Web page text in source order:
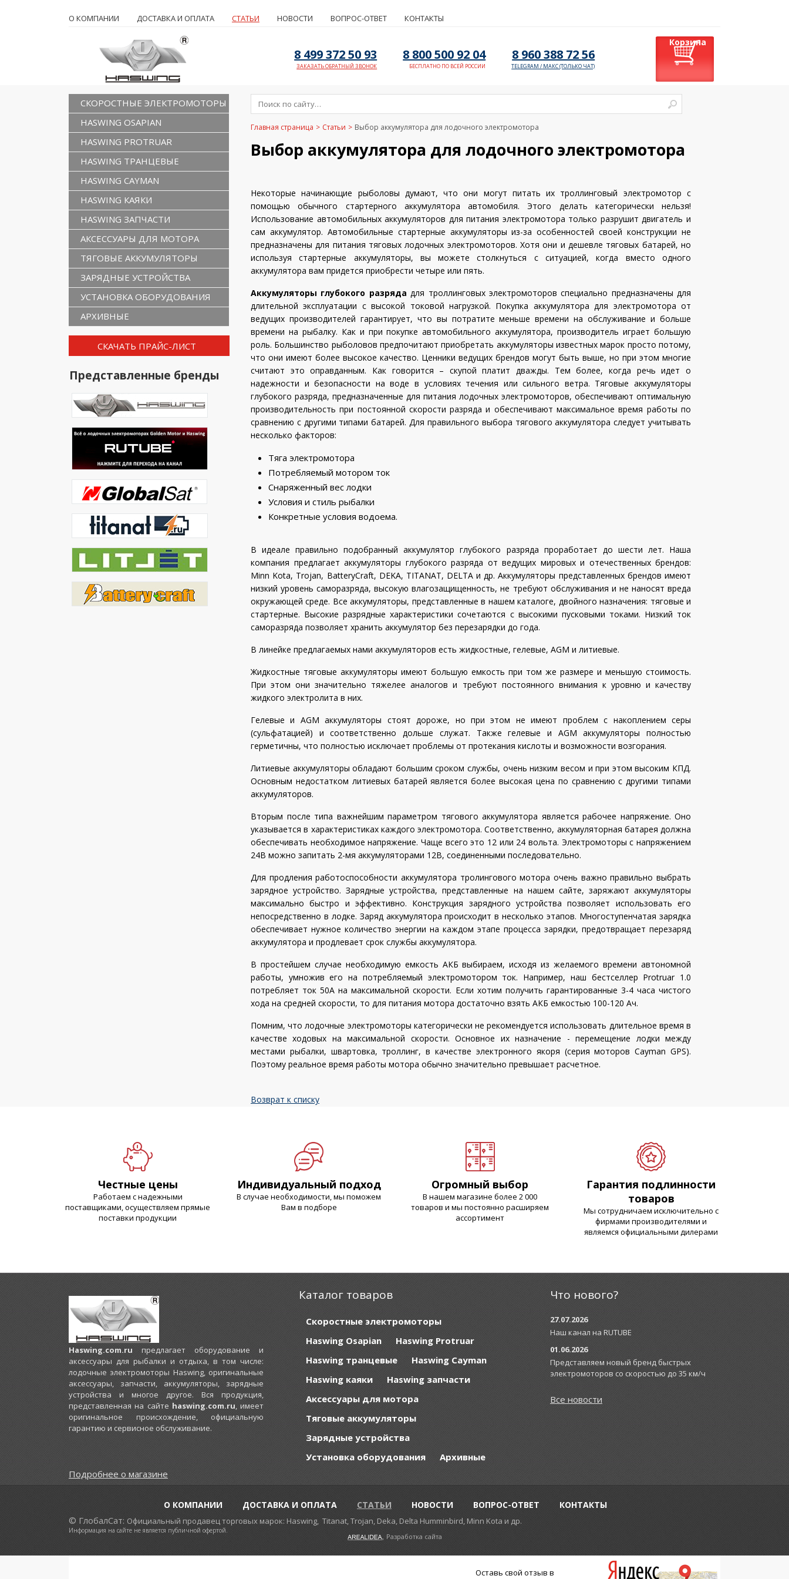
О КОМПАНИИ ДОСТАВКА И ОПЛАТА СТАТЬИ НОВОСТИ ВОПРОС-ОТВЕТ КОНТАКТЫ
8 499 372 50 93
ЗАКАЗАТЬ ОБРАТНЫЙ ЗВОНОК
8 800 500 92 04
БЕСПЛАТНО ПО ВСЕЙ РОССИИ
8 960 388 72 56
TELEGRAM / МАКС (ТОЛЬКО ЧАТ)
Корзина
СКОРОСТНЫЕ ЭЛЕКТРОМОТОРЫ
HASWING OSAPIAN
HASWING PROTRUAR
HASWING ТРАНЦЕВЫЕ
HASWING CAYMAN
HASWING КАЯКИ
HASWING ЗАПЧАСТИ
АКСЕССУАРЫ ДЛЯ МОТОРА
ТЯГОВЫЕ АККУМУЛЯТОРЫ
ЗАРЯДНЫЕ УСТРОЙСТВА
УСТАНОВКА ОБОРУДОВАНИЯ
АРХИВНЫЕ
СКАЧАТЬ ПРАЙС-ЛИСТ
Представленные бренды
Главная страница > Статьи > Выбор аккумулятора для лодочного электромотора
Выбор аккумулятора для лодочного электромотора
Некоторые начинающие рыболовы думают, что они могут питать их троллинговый электромотор с
помощью обычного стартерного аккумулятора автомобиля. Этого делать категорически нельзя!
Использование автомобильных аккумуляторов для питания электромотора только разрушит двигатель и
сам аккумулятор. Автомобильные стартерные аккумуляторы из-за особенностей своей конструкции не
предназначены для питания тяговых лодочных электромоторов. Хотя они и дешевле тяговых батарей, но
используя стартерные аккумуляторы, вы можете столкнуться с ситуацией, когда вместо одного
аккумулятора вам придется приобрести четыре или пять.
Аккумуляторы глубокого разрядадля троллинговых электромоторов специально предназначены для
длительной эксплуатации с высокой токовой нагрузкой. Покупка аккумулятора для электромотора от
ведущих производителей гарантирует, что вы потратите меньше времени на обслуживание и больше
времени на рыбалку. Как и при покупке автомобильного аккумулятора, производитель играет большую
роль. Большинство рыболовов предпочитают приобретать аккумуляторы известных марок просто потому,
что они имеют более высокое качество. Ценники ведущих брендов могут быть выше, но при этом многие
считают это оправданным. Как говорится – скупой платит дважды. Тем более, когда речь идет о
надежности и безопасности на воде в условиях течения или сильного ветра. Тяговые аккумуляторы
глубокого разряда, предназначенные для питания лодочных электромоторов, обеспечивают оптимальную
производительность при постоянной скорости разряда и обеспечивают максимальное время работы по
сравнению с другими типами батарей. Для правильного выбора тягового аккумулятора следует учитывать
несколько факторов:
Тяга электромотора
Потребляемый мотором ток
Снаряженный вес лодки
Условия и стиль рыбалки
Конкретные условия водоема.
В идеале правильно подобранный аккумулятор глубокого разряда проработает до шести лет. Наша
компания предлагает аккумуляторы глубокого разряда от ведущих мировых и отечественных брендов:
Minn Kota, Trojan, BatteryCraft, DEKA, TITANAT, DELTA и др. Аккумуляторы представленных брендов имеют
низкий уровень саморазряда, высокую влагозащищенность, не требуют обслуживания и не наносят вреда
окружающей среде. Все аккумуляторы, представленные в нашем каталоге, двойного назначения: тяговые и
стартерные. Высокие разрядные характеристики сочетаются с высокими пусковыми токами. Низкий ток
саморазряда позволяет хранить аккумулятор без перезарядки до года.
В линейке предлагаемых нами аккумуляторов есть жидкостные, гелевые, AGM и литиевые.
Жидкостные тяговые аккумуляторы имеют большую емкость при том же размере и меньшую стоимость.
При этом они значительно тяжелее аналогов и требуют постоянного внимания к уровню и качеству
жидкого электролита в них.
Гелевые и AGM аккумуляторы стоят дороже, но при этом не имеют проблем с накоплением серы
(сульфатацией) и соответственно дольше служат. Также гелевые и AGM аккумуляторы полностью
герметичны, что полностью исключает проблемы от протекания кислоты и возможности возгорания.
Литиевые аккумуляторы обладают большим сроком службы, очень низким весом и при этом высоким КПД.
Основным недостатком литиевых батарей является более высокая цена по сравнению с другими типами
аккумуляторов.
Вторым после типа важнейшим параметром тягового аккумулятора является рабочее напряжение. Оно
указывается в характеристиках каждого электромотора. Соответственно, аккумуляторная батарея должна
обеспечивать необходимое напряжение. Чаще всего это 12 или 24 вольта. Электромоторы с напряжением
24В можно запитать 2-мя аккумуляторами 12В, соединенными последовательно.
Для продления работоспособности аккумулятора тролингового мотора очень важно правильно выбрать
зарядное устройство. Зарядные устройства, представленные на нашем сайте, заряжают аккумуляторы
максимально быстро и эффективно. Конструкция зарядного устройства позволяет использовать его
непосредственно в лодке. Заряд аккумулятора происходит в несколько этапов. Многоступенчатая зарядка
обеспечивает нужное количество энергии на каждом этапе процесса зарядки, предотвращает перезаряд
аккумулятора и продлевает срок службы аккумулятора.
В простейшем случае необходимую емкость АКБ выбираем, исходя из желаемого времени автономной
работы, умножив его на потребляемый электромотором ток. Например, наш бестселлер Protruar 1.0
потребляет ток 50А на максимальной скорости. Если хотим получить гарантированные 3-4 часа чистого
хода на средней скорости, то для питания мотора достаточно взять АКБ емкостью 100-120 Ач.
Помним, что лодочные электромоторы категорически не рекомендуется использовать длительное время в
качестве ходовых на максимальной скорости. Основное их назначение - перемещение лодки между
местами рыбалки, швартовка, троллинг, в качестве электронного якоря (серия моторов Cayman GPS).
Поэтому реальное время работы мотора обычно значительно превышает расчетное.
Возврат к списку
Честные цены
Работаем с надежными
поставщиками, осуществляем прямые
поставки продукции
Индивидуальный подход
В случае необходимости, мы поможем
Вам в подборе
Огромный выбор
В нашем магазине более 2 000
товаров и мы постоянно расширяем
ассортимент
Гарантия подлинности
товаров
Мы сотрудничаем исключительно с
фирмами производителями и
являемся официальными дилерами
Haswing.com.ru предлагает оборудование и
аксессуары для рыбалки и отдыха, в том числе:
лодочные электромоторы Haswing, оригинальные
аксессуары, запчасти, аккумуляторы, зарядные
устройства и многое другое. Вся продукция,
представленная на сайте haswing.com.ru, имеет
оригинальное происхождение, официальную
гарантию и сервисное обслуживание.
Подробнее о магазине
Каталог товаров
Скоростные электромоторы
Haswing Osapian
Haswing Protruar
Haswing транцевые
Haswing Cayman
Haswing каяки
Haswing запчасти
Аксессуары для мотора
Тяговые аккумуляторы
Зарядные устройства
Установка оборудования
Архивные
Что нового?
27.07.2026
Наш канал на RUTUBE
01.06.2026
Представляем новый бренд быстрых
электромоторов со скоростью до 35 км/ч
Все новости
О КОМПАНИИ ДОСТАВКА И ОПЛАТА СТАТЬИ НОВОСТИ ВОПРОС-ОТВЕТ КОНТАКТЫ
© ГлобалСат: Официальный продавец торговых марок: Haswing, Titanat, Trojan, Deka, Delta Humminbird, Minn Kota и др.
Информация на сайте не является публичной офертой.
Разработка сайта
Оставь свой отзыв в